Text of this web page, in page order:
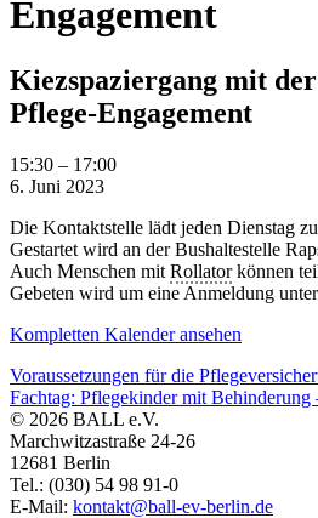
Engagement
Kiezspaziergang mit
Pflege-Engagement
Kiezspaziergang
mit
Kontaktstelle
Pflege-
Engagement
15:30 – 17:00
6. Juni 2023
Die Kontaktstelle lädt jeden Dienstag
Gestartet wird an der Bushaltestelle
Auch Menschen mit Rollatorkönnen
Gebeten wird um eine Anmeldung
Kompletten Kalender ansehen
Voraussetzungen für die
Fachtag: Pflegekinder mit Behinderung
© 2026 BALL e.V.
Marchwitzastraße 24-26
12681 Berlin
Tel.: (030) 54 98 91-0
E-Mail: kontakt@ball-ev-berlin.de